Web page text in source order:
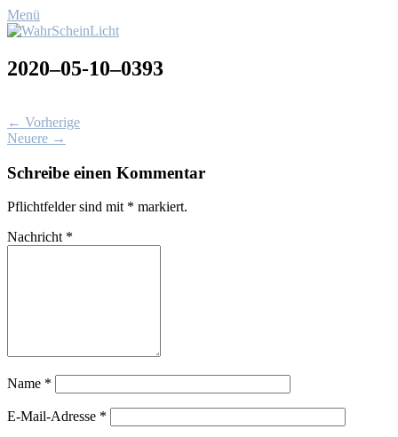
Menü
2020–05-10–0393
← Vorherige
Neuere →
Schreibe einen Kommentar
Pflichtfelder sind mit * markiert.
Nachricht *
Name *
E-Mail-Adresse *